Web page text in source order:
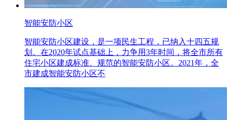
智能安防小区
智能安防小区建设，是一项民生工程，已纳入十四五规
划。在2020年试点基础上，力争用3年时间，将全市所有
住宅小区建成标准、规范的智能安防小区。2021年，全
市建成智能安防小区不